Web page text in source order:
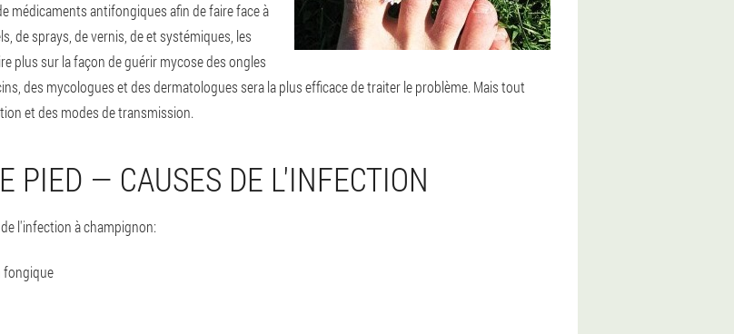
médicaments antifongiques afin de faire face à
de sprays, de vernis, de et systémiques, les
plus sur la façon de guérir mycose des ongles
des mycologues et des dermatologues sera la plus efficace de traiter le problème. Mais tout
et des modes de transmission.
PIED — CAUSES DE L'INFECTION
l'infection à champignon:
fongique